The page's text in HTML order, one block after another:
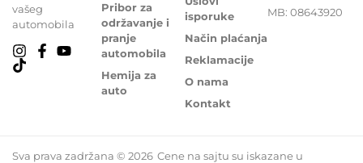
vašeg
automobila
Pribor za
održavanje i
pranje
automobila
Hemija za
auto
isporuke
Način plaćanja
Reklamacije
O nama
Kontakt
MB: 08643920
Sva prava zadržana © 2026 Cene na sajtu su iskazane u